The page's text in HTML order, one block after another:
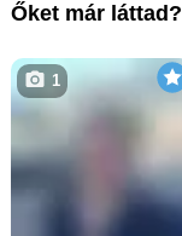
Őket már láttad?
1